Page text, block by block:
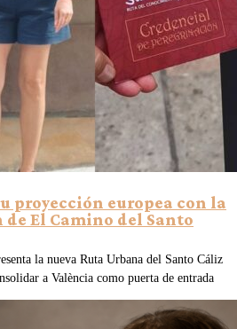
proyección europea con la
El Camino del Santo
la nueva Ruta Urbana del Santo Cáliz
a València como puerta de entrada